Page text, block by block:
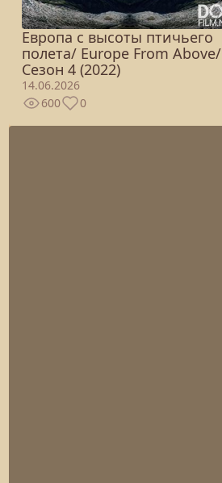
Европа с высоты птичьего
полета/ Europe From Above/
Сезон 4 (2022)
14.06.2026
600
0